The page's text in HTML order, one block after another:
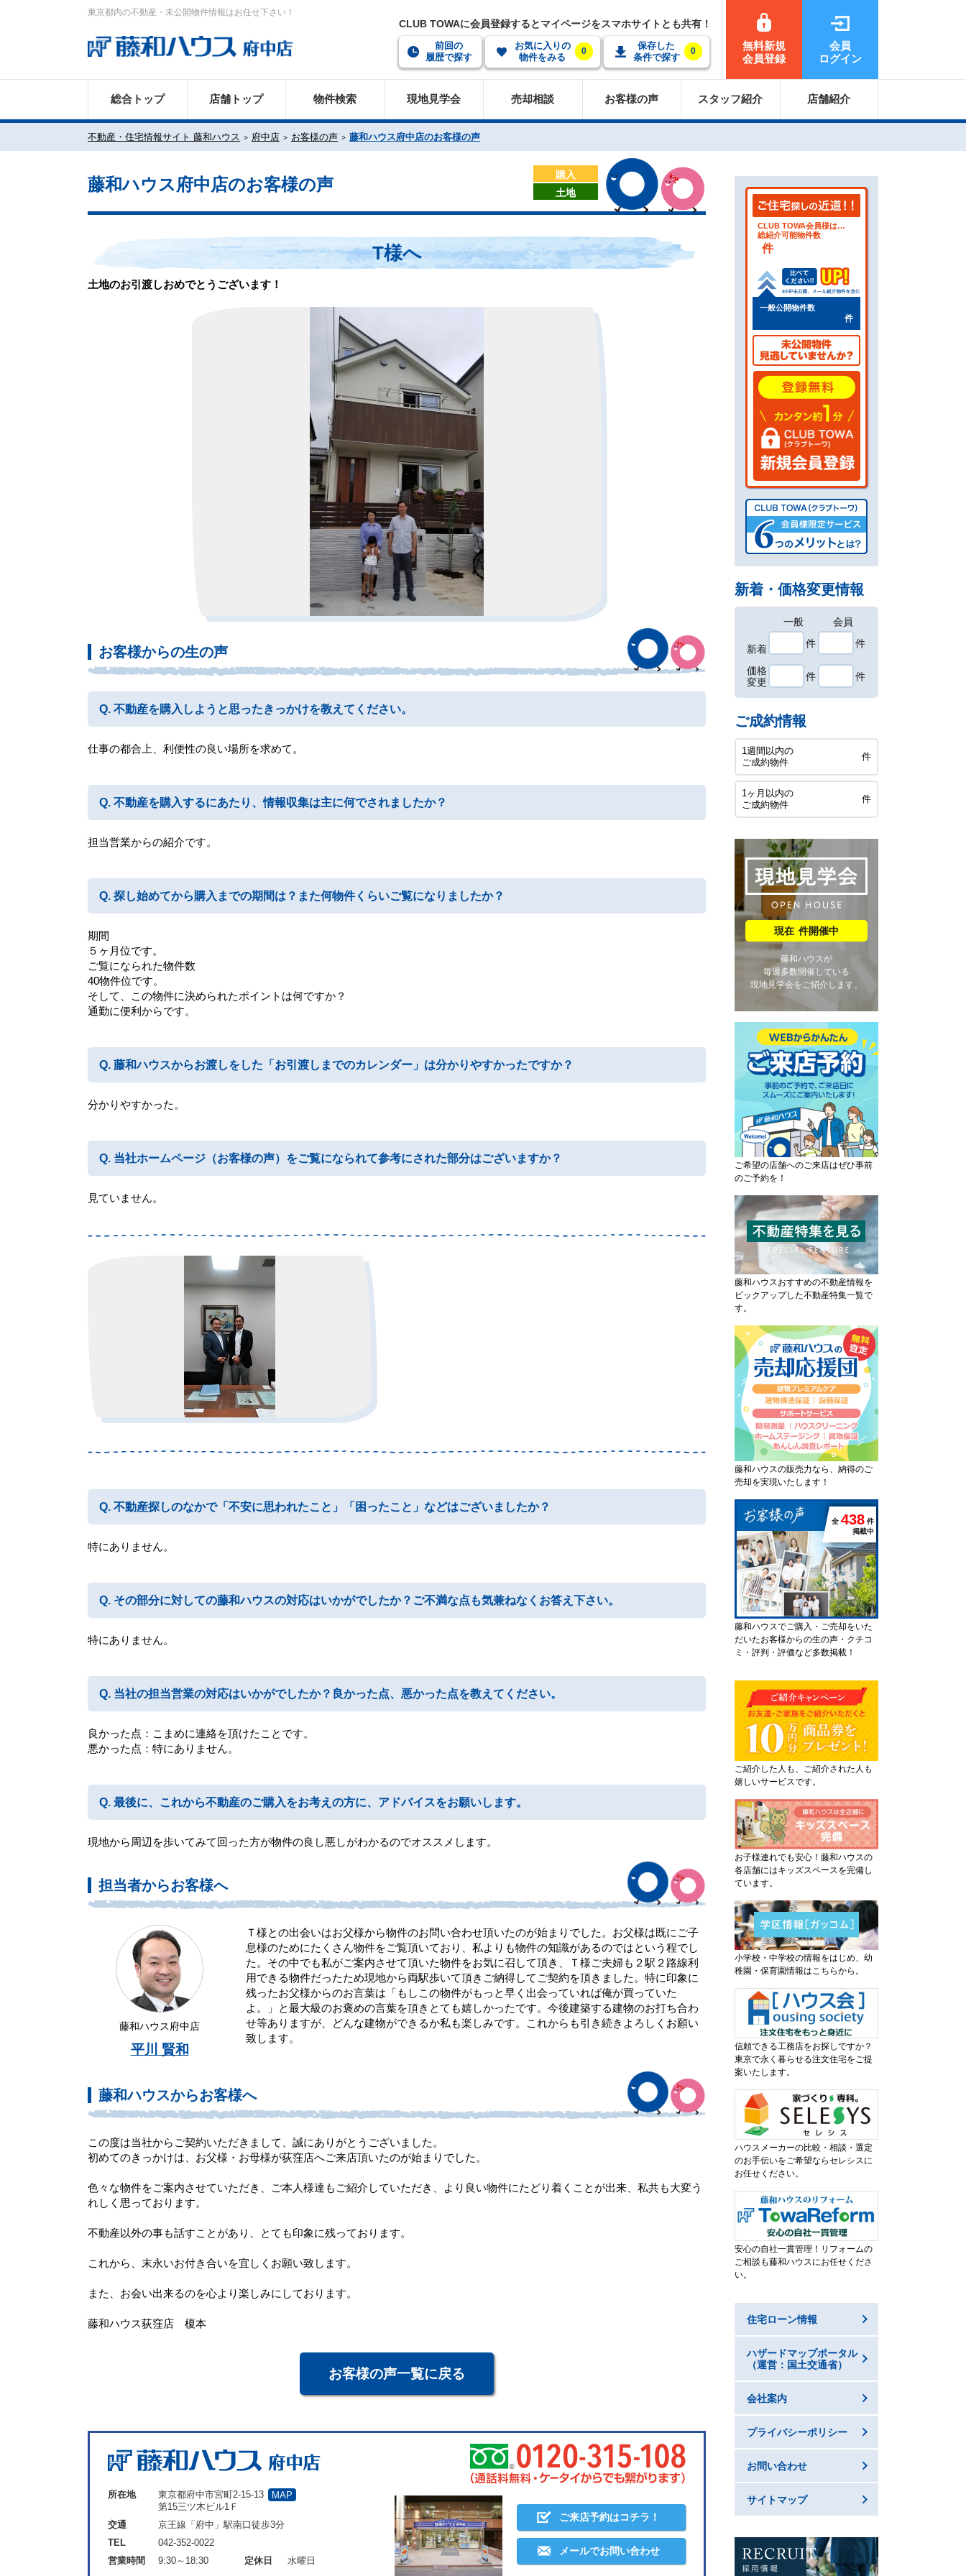
東京都内の不動産・未公開物件情報はお任せ下さい！
CLUB TOWAに会員登録するとマイページをスマホサイトとも共有！
前回の
履歴で探す
お気に入りの
物件をみる
0
保存した
条件で探す
0
無料新規
会員登録
会員
ログイン
総合トップ 店舗トップ 物件検索 現地見学会 売却相談 お客様の声 スタッフ紹介 店舗紹介
不動産・住宅情報サイト 藤和ハウス 府中店 お客様の声 藤和ハウス府中店のお客様の声
藤和ハウス府中店のお客様の声
購入
土地
T様へ
土地のお引渡しおめでとうございます！
お客様からの生の声
不動産を購入しようと思ったきっかけを教えてください。
仕事の都合上、利便性の良い場所を求めて。
不動産を購入するにあたり、情報収集は主に何でされましたか？
担当営業からの紹介です。
探し始めてから購入までの期間は？また何物件くらいご覧になりましたか？
期間
５ヶ月位です。
ご覧になられた物件数
40物件位です。
そして、この物件に決められたポイントは何ですか？
通勤に便利からです。
藤和ハウスからお渡しをした「お引渡しまでのカレンダー」は分かりやすかったですか？
分かりやすかった。
当社ホームページ（お客様の声）をご覧になられて参考にされた部分はございますか？
見ていません。
不動産探しのなかで「不安に思われたこと」「困ったこと」などはございましたか？
特にありません。
その部分に対しての藤和ハウスの対応はいかがでしたか？ご不満な点も気兼ねなくお答え下さい。
特にありません。
当社の担当営業の対応はいかがでしたか？良かった点、悪かった点を教えてください。
良かった点：こまめに連絡を頂けたことです。
悪かった点：特にありません。
最後に、これから不動産のご購入をお考えの方に、アドバイスをお願いします。
現地から周辺を歩いてみて回った方が物件の良し悪しがわかるのでオススメします。
担当者からお客様へ
藤和ハウス府中店
平川 賢和
Ｔ様との出会いはお父様から物件のお問い合わせ頂いたのが始まりでした。お父様は既にご子
息様のためにたくさん物件をご覧頂いており、私よりも物件の知識があるのではという程でし
た。その中でも私がご案内させて頂いた物件をお気に召して頂き、Ｔ様ご夫婦も２駅２路線利
用できる物件だったため現地から両駅歩いて頂きご納得してご契約を頂きました。特に印象に
残ったお父様からのお言葉は「もしこの物件がもっと早く出会っていれば俺が買っていた
よ。」と最大級のお褒めの言葉を頂きとても嬉しかったです。今後建築する建物のお打ち合わ
せ等ありますが、どんな建物ができるか私も楽しみです。これからも引き続きよろしくお願い
致します。
藤和ハウスからお客様へ
この度は当社からご契約いただきまして、誠にありがとうございました。
初めてのきっかけは、お父様・お母様が荻窪店へご来店頂いたのが始まりでした。
色々な物件をご案内させていただき、ご本人様達もご紹介していただき、より良い物件にたどり着くことが出来、私共も大変う
れしく思っております。
不動産以外の事も話すことがあり、とても印象に残っております。
これから、末永いお付き合いを宜しくお願い致します。
また、お会い出来るのを心より楽しみにしております。
藤和ハウス荻窪店 榎本
お客様の声一覧に戻る
所在地
東京都府中市宮町2-15-13
第15三ツ木ビル1Ｆ
MAP
交通
京王線「府中」駅南口徒歩3分
TEL
042-352-0022
営業時間
9:30～18:30 定休日 水曜日
ご来店予約はコチラ！
メールでお問い合わせ
CLUB TOWA会員様は…
総紹介可能物件数
件
一般公開物件数
件
新着・価格変更情報
一般 会員
新着
件 件
価格
変更
件 件
ご成約情報
1週間以内の
ご成約物件
件
1ヶ月以内の
ご成約物件
件
件開催中
藤和ハウスが
毎週多数開催している
現地見学会をご紹介します。
ご希望の店舗へのご来店はぜひ事前
のご予約を！
藤和ハウスおすすめの不動産情報を
ピックアップした不動産特集一覧で
す。
藤和ハウスの販売力なら、納得のご
売却を実現いたします！
全 438 件
掲載中
藤和ハウスでご購入・ご売却をいた
だいたお客様からの生の声・クチコ
ミ・評判・評価など多数掲載！
ご紹介した人も、ご紹介された人も
嬉しいサービスです。
お子様連れでも安心！藤和ハウスの
各店舗にはキッズスペースを完備し
ています。
小学校・中学校の情報をはじめ、幼
稚園・保育園情報はこちらから。
信頼できる工務店をお探しですか？
東京で永く暮らせる注文住宅をご提
案いたします。
ハウスメーカーの比較・相談・選定
のお手伝いをご希望ならセレシスに
お任せください。
安心の自社一貫管理！リフォームの
ご相談も藤和ハウスにお任せくださ
い。
住宅ローン情報
ハザードマップポータル
（運営：国土交通省）
会社案内
プライバシーポリシー
お問い合わせ
サイトマップ